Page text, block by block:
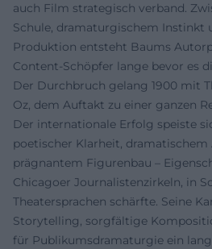
auch Film strategisch verband.
Schule, dramaturgischem Instinkt
Produktion entsteht Baums
Content-Schöpfer lange bevor es
Der Durchbruch gelang 1900 mit
Oz, dem Auftakt zu einer ganzen
Der internationale Erfolg speiste
poetischer Klarheit,
prägnantem Figurenbau –
Chicagoer Journalistenzirkeln, in
Theatersprachen schärfte. Seine
Storytelling, sorgfältige
für Publikumsdramaturgie ein